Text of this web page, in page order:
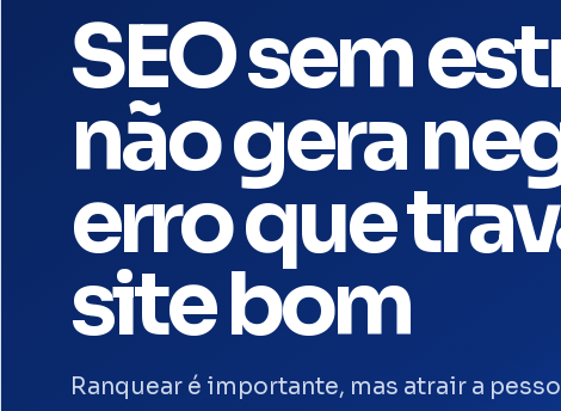
SEO sem
não gera
erro que
site bom
Ranquear é importante, mas atrair a